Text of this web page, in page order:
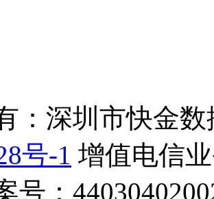
：深圳市快金
号-1 增值电信
号：